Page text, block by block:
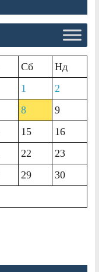
Сб
Нд
1
2
8
9
15
16
22
23
29
30